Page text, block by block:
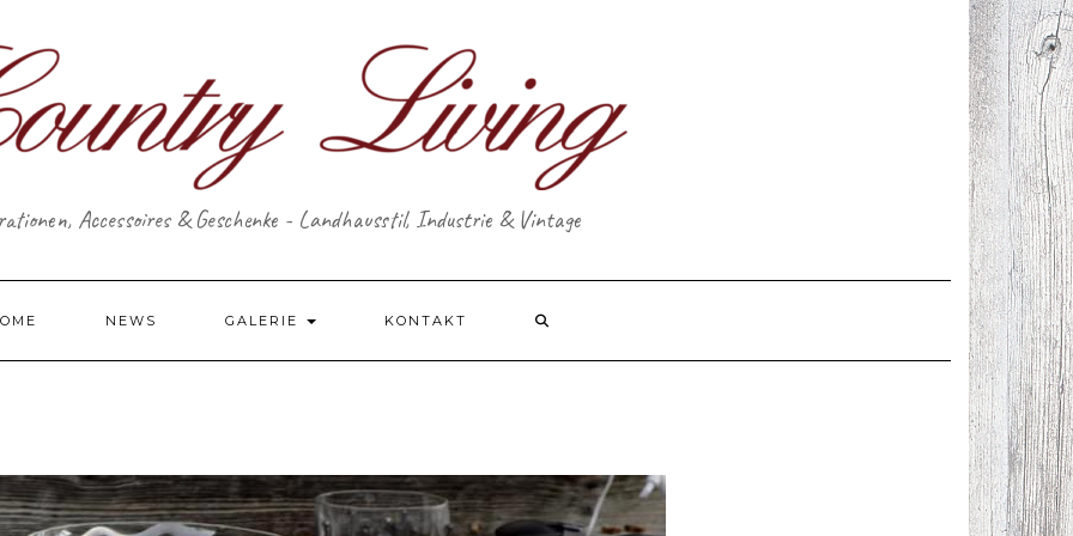
Accessoires & Geschenke - Landhausstil, Industrie & Vintage
NEWS GALERIE KONTAKT